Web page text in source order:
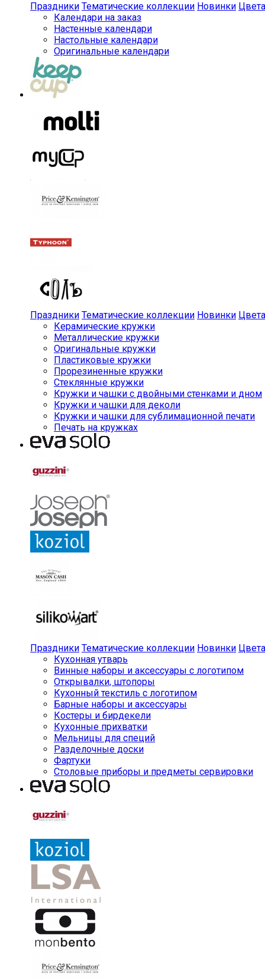
Праздники Тематические коллекции Новинки Цвета
Календари на заказ
Настенные календари
Настольные календари
Оригинальные календари
Праздники Тематические коллекции Новинки Цвета
Керамические кружки
Металлические кружки
Оригинальные кружки
Пластиковые кружки
Прорезиненные кружки
Стеклянные кружки
Кружки и чашки с двойными стенками и дном
Кружки и чашки для деколи
Кружки и чашки для сублимационной печати
Печать на кружках
Праздники Тематические коллекции Новинки Цвета
Кухонная утварь
Винные наборы и аксессуары с логотипом
Открывалки, штопоры
Кухонный текстиль с логотипом
Барные наборы и аксессуары
Костеры и бирдекели
Кухонные прихватки
Мельницы для специй
Разделочные доски
Фартуки
Столовые приборы и предметы сервировки